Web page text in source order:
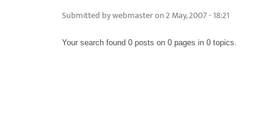
Submitted bywebmasteron 2 May, 2007 - 18:21
Your search found 0 posts on 0 pages in 0 topics.